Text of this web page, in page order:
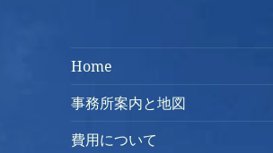
Home
事務所案内と地図
費用について